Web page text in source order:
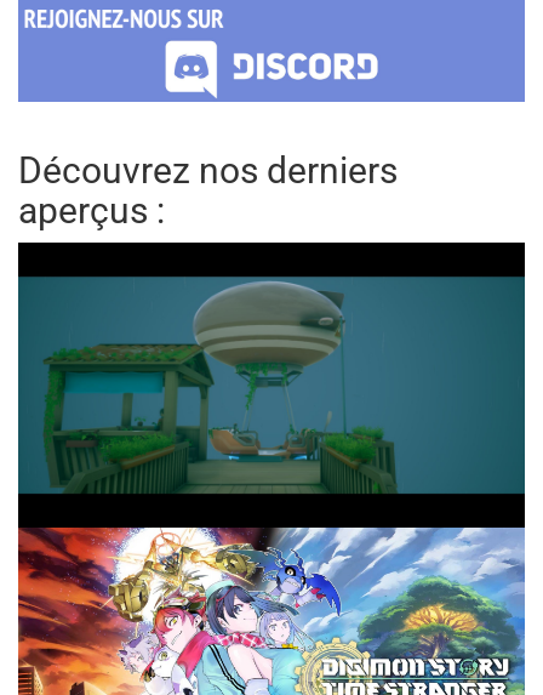
Découvrez nos derniers
aperçus :